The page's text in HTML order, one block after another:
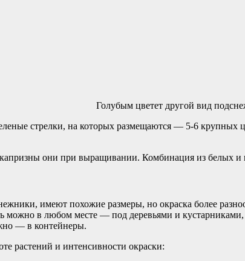
Голубым цветет другой вид
стрелки, на которых размещаются — 5-6 крупных
они при выращивании. Комбинация из белых и
имеют похожие размеры, но окраска более
в любом месте — под деревьями и
— в контейнеры.
растений и интенсивности окраски: